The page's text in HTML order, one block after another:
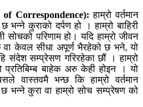
Correspondence): हाम्रो वर्तमान
भन्ने कुराको दर्पण हो । हाम्रो बाहिरी
सोचको परिणाम हो। यदि हाम्रो जीवन
केवल सीधा अपूर्ण भैरहेको छ भने, यो
संदेश सम्प्रेसण गरिरहेका छौं । हाम्रो
प्रतिबिम्ब बाहेक अरु केही होइन । यो
वास्तवमै भन्छ कि हाम्रो वर्तमान
भन्ने कुरा वा हाम्रो सोच सम्प्रेषण को